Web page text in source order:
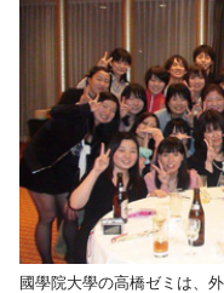
國學院大學の高橋ゼミは、